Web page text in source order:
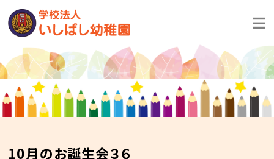
10月のお誕生会３６